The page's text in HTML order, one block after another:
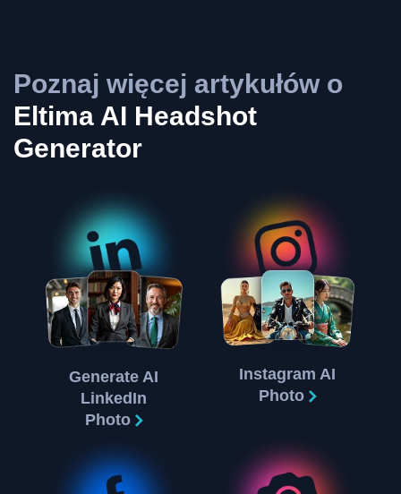
Poznaj więcej artykułów o
Eltima AI Headshot
Generator
Generate AI
LinkedIn
Photo
Instagram AI
Photo